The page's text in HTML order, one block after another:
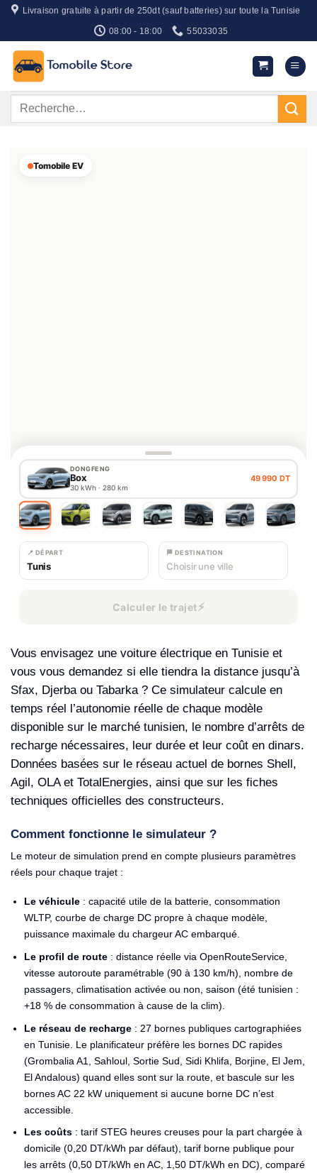
Passer
contenu
Livraison gratuite à partir de 250dt (sauf batteries) sur toute la Tunisie
08:00 - 18:00 55033035
Recherche
Tomobile EV
DONGFENG
Box
30kWh · 280km
49 990 DT
📍 DÉPART
Tunis
🏁 DESTINATION
Choisir une ville
Calculer le trajet⚡
Vous envisagez une voiture électrique en Tunisie et
vous vous demandez si elle tiendra la distance jusqu’à
Sfax, Djerba ou Tabarka ? Ce simulateur calcule en
temps réel l’autonomie réelle de chaque modèle
disponible sur le marché tunisien, le nombre d’arrêts de
recharge nécessaires, leur durée et leur coût en dinars.
Données basées sur le réseau actuel de bornes Shell,
Agil, OLA et TotalEnergies, ainsi que sur les fiches
techniques officielles des constructeurs.
Comment fonctionne le simulateur ?
Le moteur de simulation prend en compte plusieurs paramètres
réels pour chaque trajet :
Le véhicule: capacité utile de la batterie, consommation
WLTP, courbe de charge DC propre à chaque modèle,
puissance maximale du chargeur AC embarqué.
Le profil de route: distance réelle via OpenRouteService,
vitesse autoroute paramétrable (90 à 130 km/h), nombre de
passagers, climatisation activée ou non, saison (été tunisien :
+18 % de consommation à cause de la clim).
Le réseau de recharge: 27 bornes publiques cartographiées
en Tunisie. Le planificateur préfère les bornes DC rapides
(Grombalia A1, Sahloul, Sortie Sud, Sidi Khlifa, Borjine, El Jem,
El Andalous) quand elles sont sur la route, et bascule sur les
bornes AC 22 kW uniquement si aucune borne DC n’est
accessible.
Les coûts: tarif STEG heures creuses pour la part chargée à
domicile (0,20 DT/kWh par défaut), tarif borne publique pour
les arrêts (0,50 DT/kWh en AC, 1,50 DT/kWh en DC), comparé